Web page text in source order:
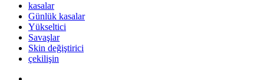
kasalar
Günlük kasalar
Yükseltici
Savaşlar
Skin değiştirici
çekilişin